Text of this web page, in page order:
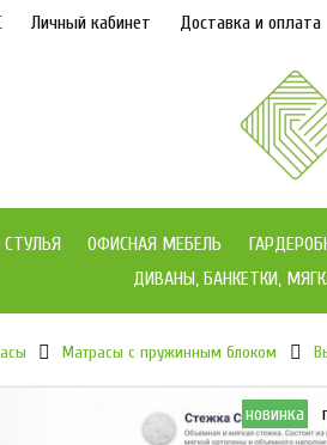
Личный кабинет Доставка и оплата
ОФИСНАЯ МЕБЕЛЬ
ДИВАНЫ, БАНКЕТКИ,
Матрасы с пружинным блоком
новинка